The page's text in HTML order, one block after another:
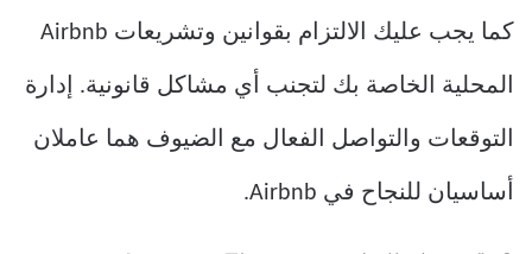
كما يجب عليك الالتزام بقوانين وتشريعات Airbnb
المحلية الخاصة بك لتجنب أي مشاكل قانونية. إدارة
التوقعات والتواصل الفعال مع الضيوف هما عاملان
أساسيان للنجاح في Airbnb.